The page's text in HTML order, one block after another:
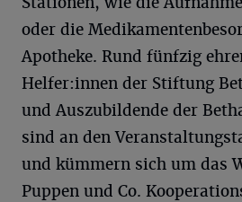
oder die
Apotheke. Rund fünfzig
Helfer:innen der Stiftung
und Auszubildende der
sind an den
und kümmern sich um das
Puppen und Co.